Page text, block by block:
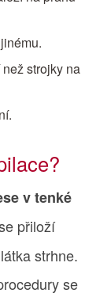
strojky na
v tenké
přiloží
strhne.
se